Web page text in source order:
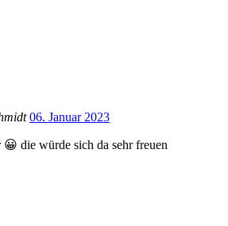
06. Januar 2023
die würde sich da sehr freuen